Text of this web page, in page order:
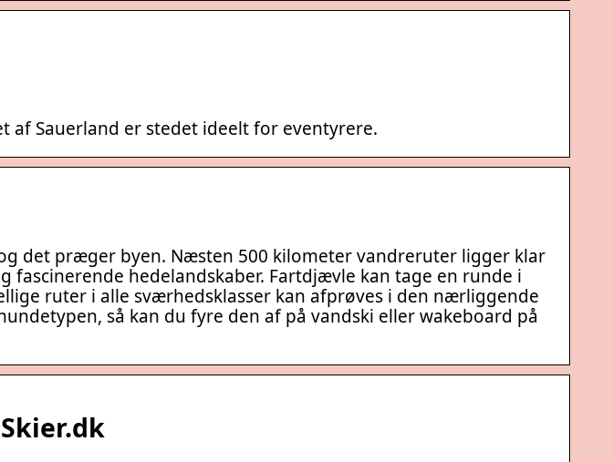
af Sauerland er stedet ideelt for eventyrere.
det præger byen. Næsten 500 kilometer vandreruter ligger klar
hedelandskaber. Fartdjævle kan tage en runde i
ruter i alle sværhedsklasser kan afprøves i den nærliggende
så kan du fyre den af på vandski eller wakeboard på